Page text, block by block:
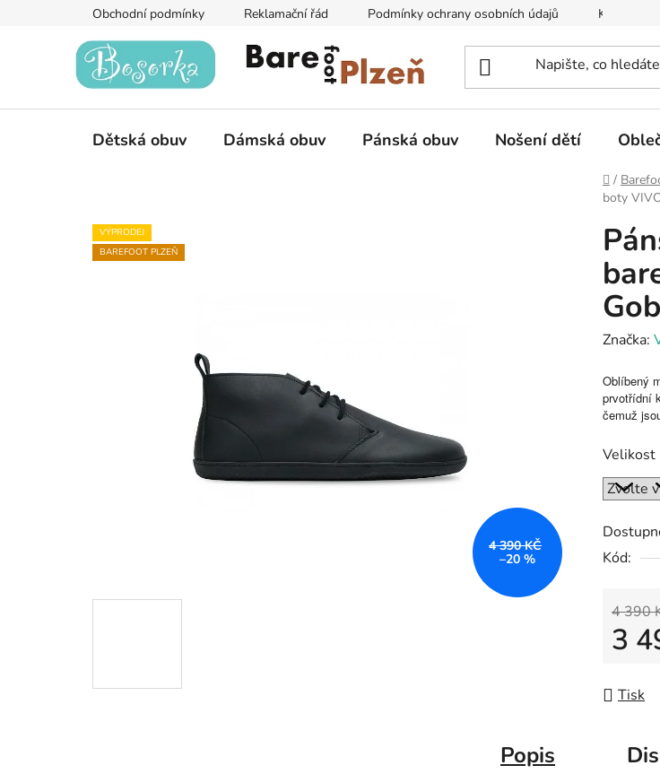
Obchodní podmínky Reklamační řád Podmínky ochrany osobních údajů Kontakty
Dětská obuv Dámská obuv Pánská obuv Nošení dětí
Domů
/
boty
Značka:
Oblíbený
prvotřídní
čemuž
Velikost
Kód:
4 390
3
Tisk
VÝPRODEJ
BAREFOOT PLZEŇ
4 390 KČ
–20 %
Popis